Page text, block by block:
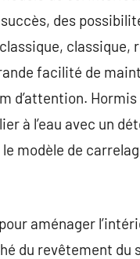
des
facilité de
d’attention.
à l’eau avec un
modèle de
aménager
du revêtement du